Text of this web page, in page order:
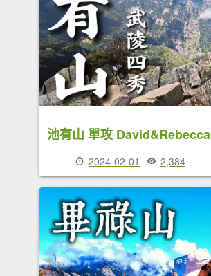
池有山 單攻 David&Rebecca
2024-02-01 2,384